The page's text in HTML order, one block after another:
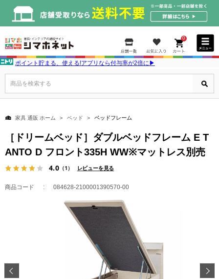
0
ポイント貯まる、使える!アプリなら付与率が2倍に▶
商品を検索する
家具 通販 ホーム ベッド ベッドフレーム
［ドリームベッド］ダブルベッドフレーム E T
ANTO D フロント335H WW※マットレス別売
4.0（1） レビューを見る
商品コード 084628-2100001390570-00